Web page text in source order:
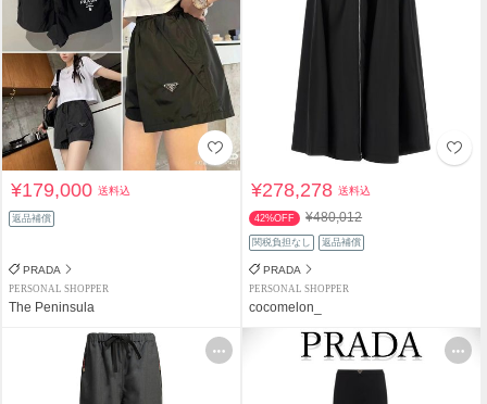
¥179,000送料込
返品補償
PRADA
PERSONAL SHOPPER
The Peninsula
¥278,278送料込
42%OFF ¥480,012
関税負担なし 返品補償
PRADA
PERSONAL SHOPPER
cocomelon_